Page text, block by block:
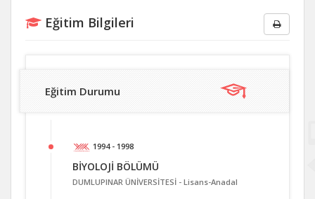
Eğitim Bilgileri
Eğitim Durumu
1994 - 1998
BİYOLOJİ BÖLÜMÜ
DUMLUPINAR ÜNİVERSİTESİ - Lisans-Anadal